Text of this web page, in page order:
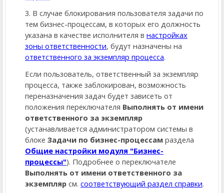
3. В случае блокирования пользователя задачи по
тем бизнес-процессам, в которых его должность
указана в качестве исполнителя в настройках
зоны ответственности, будут назначены на
ответственного за экземпляр процесса.
Если пользователь, ответственный за экземпляр
процесса, также заблокирован, возможность
переназначения задач будет зависеть от
положения переключателя Выполнять от имени
ответственного за экземпляр
(устанавливается администратором системы в
блоке Задачи по бизнес-процессам раздела
Общие настройки модуля "Бизнес-
процессы"). Подробнее о переключателе
Выполнять от имени ответственного за
экземпляр см. соответствующий раздел справки.